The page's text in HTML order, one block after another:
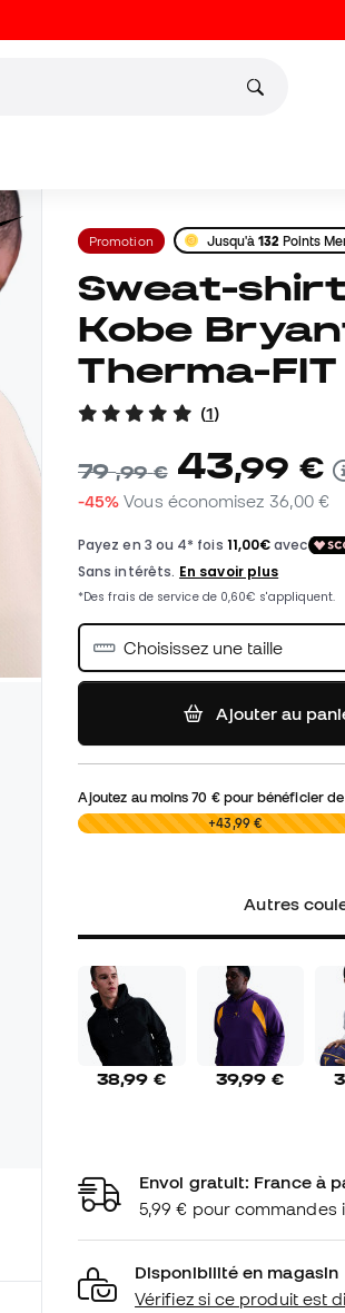
Promotion Jusqu'à132 Points
Sweat-shirt Nike
Kobe
Therma-FIT
(1)
79,99 € 43,99 €
-45% Vous économisez 36,00 €
Choisissez une taille
Ajouter au
Ajoutez au moins70 €pour bénéficier
0,00 € +43,99 €
Autres
38,99 € 39,99 €
Envoi gratuit: France à
5,99 € pour commandes
Disponibilité en magasin
Vérifiez si ce produit est